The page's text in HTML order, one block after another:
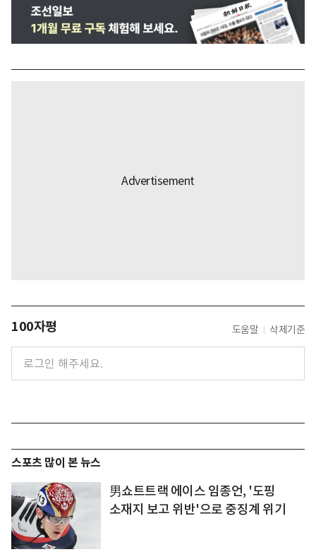
100자평 도움말 삭제기준
스포츠 많이 본 뉴스
男쇼트트랙 에이스 임종언, '도핑
소재지 보고 위반'으로 중징계 위기